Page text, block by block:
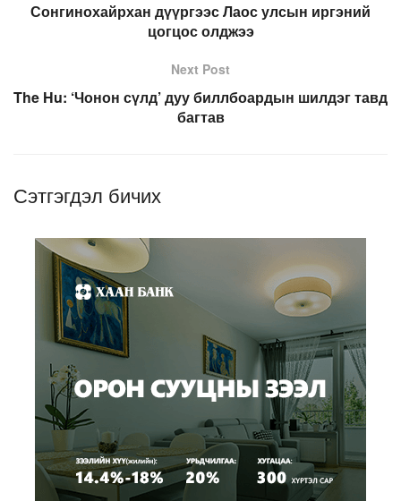
Сонгинохайрхан дүүргээс Лаос улсын иргэний
цогцос олджээ
Next Post
The Hu: ‘Чонон сүлд’ дуу биллбоардын шилдэг тавд
багтав
Сэтгэгдэл бичих